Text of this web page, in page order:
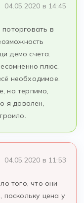
04.05.2020 в 14:45
в
демо счета.
плюс.
необходимое.
но терпимо,
я доволен,
04.05.2020 в 11:53
того, что они
поскольку цена у